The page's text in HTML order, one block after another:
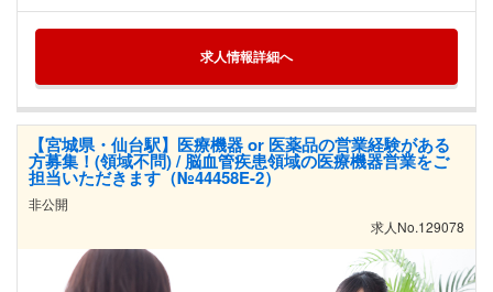
求人情報詳細へ
【宮城県・仙台駅】医療機器 or 医薬品の営業経験がある
方募集！(領域不問) / 脳血管疾患領域の医療機器営業をご
担当いただきます（№44458E-2）
非公開
求人No.129078